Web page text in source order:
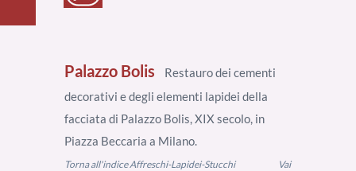
Palazzo Bolis Restauro dei cementi
decorativi e degli elementi lapidei della
facciata di Palazzo Bolis, XIX secolo, in
Piazza Beccaria a Milano.
Torna all'indice Affreschi-Lapidei-Stucchi
Vai